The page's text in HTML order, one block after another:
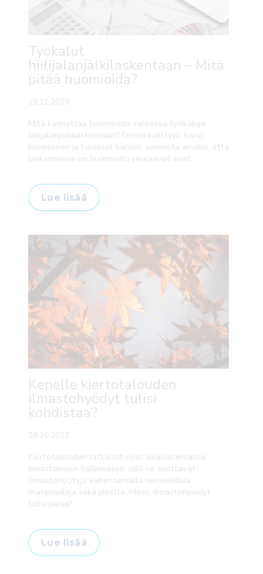
Työkalut
hiilijalanjälkilaskentaan – Mitä
pitää huomioida?
22.11.2023
Mitä kannattaa huomioida valitessa työkaluja
hiilijalanjälkilaskentaan? Ennen kuin lyöt luvut
koneeseen ja tulokset kansiin, varmista ainakin, että
laskennassa on huomioitu seuraavat asiat.
Lue lisää
Kenelle kiertotalouden
ilmastohyödyt tulisi
kohdistaa?
18.10.2023
Kiertotalouden ratkaisut ovat avainasemassa
ilmastokriisin hallinnassa, sillä ne tuottavat
ilmastohyötyjä vähentämällä neitseellisiä
materiaaleja sekä jätettä. Miten ilmastohyödyt
tulisi jakaa?
Lue lisää